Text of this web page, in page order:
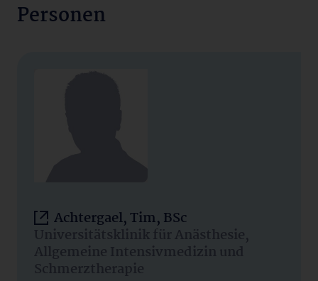
Personen
Achtergael, Tim, BSc
Universitätsklinik für Anästhesie,
Allgemeine Intensivmedizin und
Schmerztherapie